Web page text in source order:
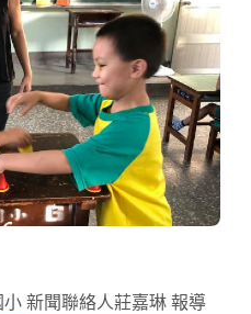
新聞聯絡人莊嘉琳 報導